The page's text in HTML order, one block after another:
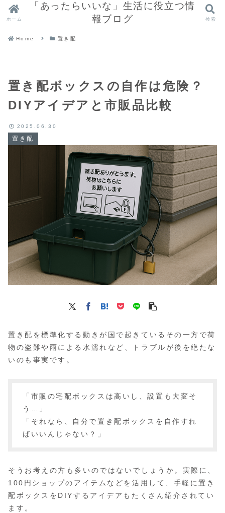
Home 置き配
置き配ボックスの自作は危険？
DIYアイデアと市販品比較
置き配
2025.06.30
置き配を標準化する動きが国で起きているその一方で荷
物の盗難や雨による水濡れなど、トラブルが後を絶たな
いのも事実です。
「市販の宅配ボックスは高いし、設置も大変そ
う…」
「それなら、自分で置き配ボックスを自作すれ
ばいいんじゃない？」
そうお考えの方も多いのではないでしょうか。実際に、
100円ショップのアイテムなどを活用して、手軽に置き
配ボックスをDIYするアイデアもたくさん紹介されてい
ます。
ホーム
「あったらいいな」生活に役立つ情
報ブログ
検索